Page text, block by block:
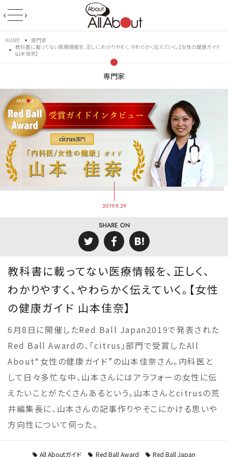
HOME
専門家
教科書に載ってない医療情報を、正しく、わかりやすく、やわらかく伝えていく。【女性の健康ガイド
山本佳奈】
専門家
2019.8.29
SHARE ON
教科書に載ってない医療情報を、正しく、
わかりやすく、やわらかく伝えていく。【女性
の健康ガイド 山本佳奈】
6月8日に開催したRed Ball Japan2019で発表された
Red Ball Awardの、「citrus」部門で受賞したAll
About“女性の健康ガイド”の山本佳奈さん。内科医と
して日々多忙な中、山本さんにはアラフォーの女性に伝
えたいことがたくさんあるという。山本さんとcitrusの荒
井編集長に、山本さんの記事作りやそこにかける思いや
方向性について伺った。
All Aboutガイド Red Ball Award Red Ball Japan